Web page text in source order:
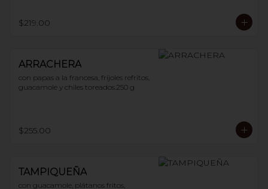
$219.00
ARRACHERA
con papas a la francesa, frijoles refritos,
guacamole y chiles toreados.250 g
$255.00
TAMPIQUEÑA
con guacamole, plátanos fritos,